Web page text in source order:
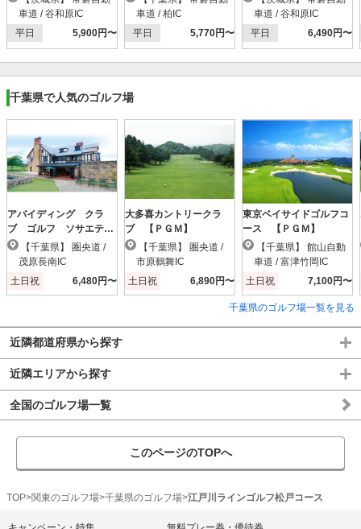
車道 / 谷和原IC
平日
5,900円〜
車道 / 柏IC
平日
5,770円〜
車道 / 谷和原IC
平日
6,490円〜
千葉県で人気のゴルフ場
アバイディング クラ
ブ ゴルフ ソサエテ
ィ 【ＰＧＭ】
茂原長南IC
土日祝
6,480円〜
大多喜カントリークラ
ブ 【ＰＧＭ】
市原鶴舞IC
土日祝
6,890円〜
東京ベイサイドゴルフコ
ース 【ＰＧＭ】
車道 / 富津竹岡IC
土日祝
7,100円〜
千葉県のゴルフ場一覧を見る
近隣都道府県から探す
近隣エリアから探す
全国のゴルフ場一覧
このページのTOPへ
TOP 関東のゴルフ場 千葉県のゴルフ場 江戸川ラインゴルフ松戸コース